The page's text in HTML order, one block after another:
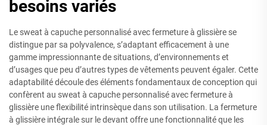
besoins variés
Le sweat à capuche personnalisé avec fermeture à glissière se
distingue par sa polyvalence, s’adaptant efficacement à une
gamme impressionnante de situations, d’environnements et
d’usages que peu d’autres types de vêtements peuvent égaler. Cette
adaptabilité découle des éléments fondamentaux de conception qui
confèrent au sweat à capuche personnalisé avec fermeture à
glissière une flexibilité intrinsèque dans son utilisation. La fermeture
à glissière intégrale sur le devant offre une fonctionnalité que les